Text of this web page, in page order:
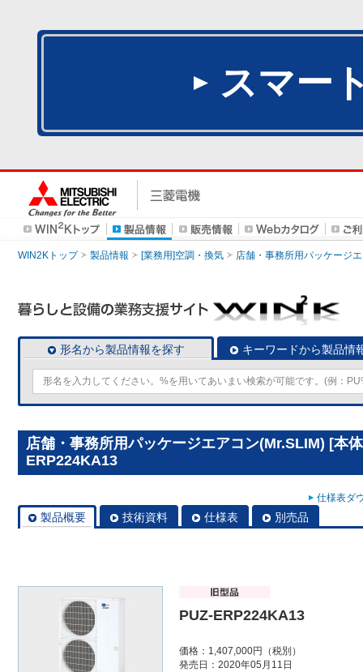
スマー
WIN2Kトップ 製品情報 [業務用]空調・換気 店舗・事務所用パッケージ
形名から製品情報を探す キーワードから製品情
店舗・事務所用パッケージエアコン(Mr.SLIM) [本
ERP224KA13
仕様表ダ
製品概要 技術資料 仕様表 別売品
PUZ-ERP224KA13
価格：1,407,000円（税別）
発売日：2020年05月11日